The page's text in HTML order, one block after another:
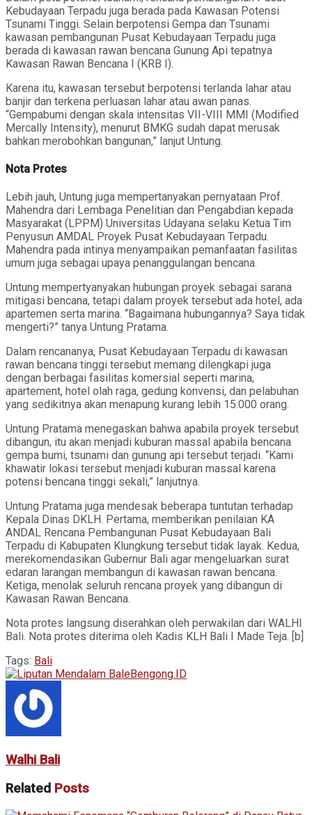
Kebudayaan Terpadu juga berada pada Kawasan Potensi
Tsunami Tinggi. Selain berpotensi Gempa dan Tsunami
kawasan pembangunan Pusat Kebudayaan Terpadu juga
berada di kawasan rawan bencana Gunung Api tepatnya
Kawasan Rawan Bencana I (KRB I).
Karena itu, kawasan tersebut berpotensi terlanda lahar atau
banjir dan terkena perluasan lahar atau awan panas.
“Gempabumi dengan skala intensitas VII-VIII MMI (Modified
Mercally Intensity), menurut BMKG sudah dapat merusak
bahkan merobohkan bangunan,” lanjut Untung.
Nota Protes
Lebih jauh, Untung juga mempertanyakan pernyataan Prof.
Mahendra dari Lembaga Penelitian dan Pengabdian kepada
Masyarakat (LPPM) Universitas Udayana selaku Ketua Tim
Penyusun AMDAL Proyek Pusat Kebudayaan Terpadu.
Mahendra pada intinya menyampaikan pemanfaatan fasilitas
umum juga sebagai upaya penanggulangan bencana.
Untung mempertyanyakan hubungan proyek sebagai sarana
mitigasi bencana, tetapi dalam proyek tersebut ada hotel, ada
apartemen serta marina. “Bagaimana hubungannya? Saya tidak
mengerti?” tanya Untung Pratama.
Dalam rencananya, Pusat Kebudayaan Terpadu di kawasan
rawan bencana tinggi tersebut memang dilengkapi juga
dengan berbagai fasilitas komersial seperti marina,
apartement, hotel olah raga, gedung konvensi, dan pelabuhan
yang sedikitnya akan menapung kurang lebih 15.000 orang.
Untung Pratama menegaskan bahwa apabila proyek tersebut
dibangun, itu akan menjadi kuburan massal apabila bencana
gempa bumi, tsunami dan gunung api tersebut terjadi. “Kami
khawatir lokasi tersebut menjadi kuburan massal karena
potensi bencana tinggi sekali,” lanjutnya.
Untung Pratama juga mendesak beberapa tuntutan terhadap
Kepala Dinas DKLH. Pertama, memberikan penilaian KA
ANDAL Rencana Pembangunan Pusat Kebudayaan Bali
Terpadu di Kabupaten Klungkung tersebut tidak layak. Kedua,
merekomendasikan Gubernur Bali agar mengeluarkan surat
edaran larangan membangun di kawasan rawan bencana.
Ketiga, menolak seluruh rencana proyek yang dibangun di
Kawasan Rawan Bencana.
Nota protes langsung diserahkan oleh perwakilan dari WALHI
Bali. Nota protes diterima oleh Kadis KLH Bali I Made Teja. [b]
Tags: Bali
Walhi Bali
Related Posts